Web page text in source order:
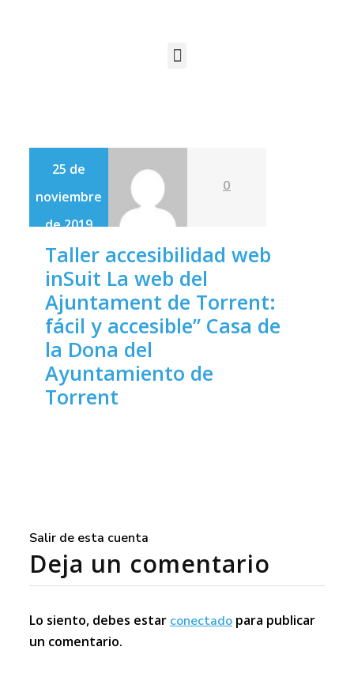
25 de
noviembre
de 2019
0
Taller accesibilidad web
inSuit La web del
Ajuntament de Torrent:
fácil y accesible” Casa de
la Dona del
Ayuntamiento de
Torrent
Salir de esta cuenta
Deja un comentario
Lo siento, debes estar conectado para publicar
un comentario.